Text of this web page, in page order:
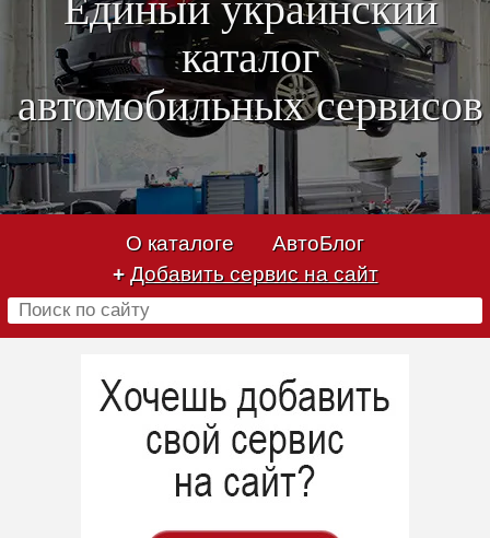
каталог
автомобильных сервисов
О каталоге
АвтоБлог
+ Добавить сервис на сайт